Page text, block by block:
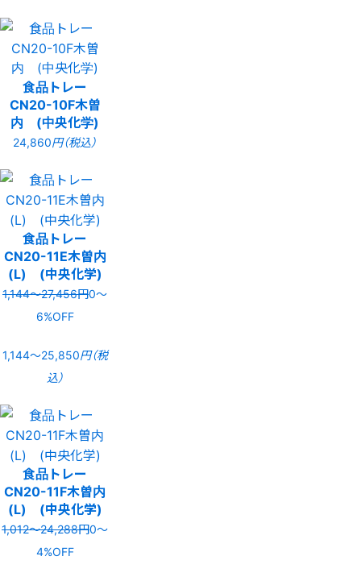
食品トレー
CN20-10F木曽
内 (中央化学)
24,860円（税込）
食品トレー
CN20-11E木曽内
(L) (中央化学)
1,144〜27,456円0〜
6%OFF
1,144〜25,850円（税
込）
食品トレー
CN20-11F木曽内
(L) (中央化学)
1,012〜24,288円0〜
4%OFF